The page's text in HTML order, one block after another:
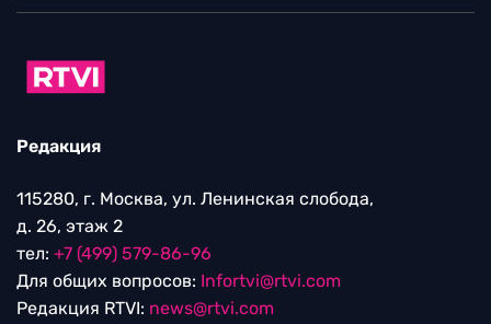
Редакция
115280, г. Москва, ул. Ленинская слобода,
д. 26, этаж 2
тел: +7 (499) 579-86-96
Для общих вопросов: Infortvi@rtvi.com
Редакция RTVI: news@rtvi.com